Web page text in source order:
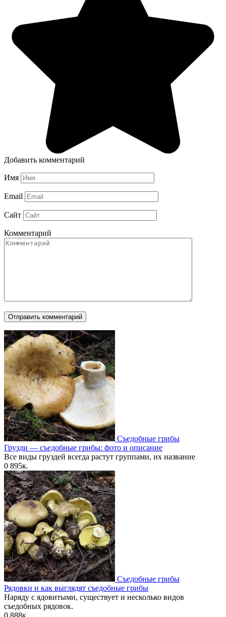
Добавить комментарий
Имя
Email
Сайт
Комментарий
Съедобные грибы
Грузди — съедобные грибы: фото и описание
Все виды груздей всегда растут группами, их название
0 895к.
Съедобные грибы
Рядовки и как выглядят съедобные грибы
Наряду с ядовитыми, существует и несколько видов
съедобных рядовок.